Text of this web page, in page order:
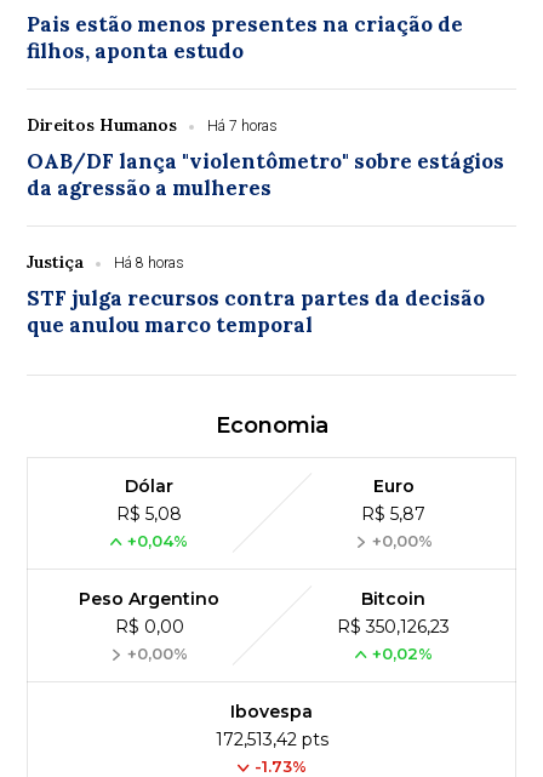
Pais estão menos presentes na criação de
filhos, aponta estudo
Direitos Humanos Há 7 horas
OAB/DF lança "violentômetro" sobre estágios
da agressão a mulheres
Justiça Há 8 horas
STF julga recursos contra partes da decisão
que anulou marco temporal
Economia
Dólar
R$ 5,08
+0,04%
Euro
R$ 5,87
+0,00%
Peso Argentino
R$ 0,00
+0,00%
Bitcoin
R$ 350,126,23
+0,02%
Ibovespa
172,513,42 pts
-1.73%